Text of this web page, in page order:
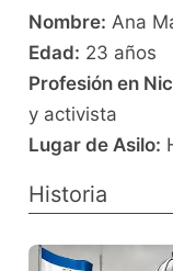
Nombre: Ana
Edad: 23 años
Profesión en
y activista
Lugar de Asilo:
Historia